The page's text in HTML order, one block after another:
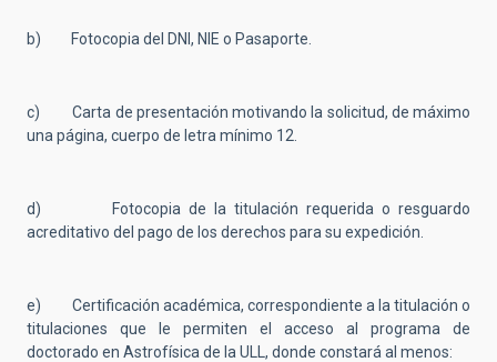
b) Fotocopia del DNI, NIE o Pasaporte.
c) Carta de presentación motivando la solicitud, de máximo
una página, cuerpo de letra mínimo 12.
d) Fotocopia de la titulación requerida o resguardo
acreditativo del pago de los derechos para su expedición.
e) Certificación académica, correspondiente a la titulación o
titulaciones que le permiten el acceso al programa de
doctorado en Astrofísica de la ULL, donde constará al menos: